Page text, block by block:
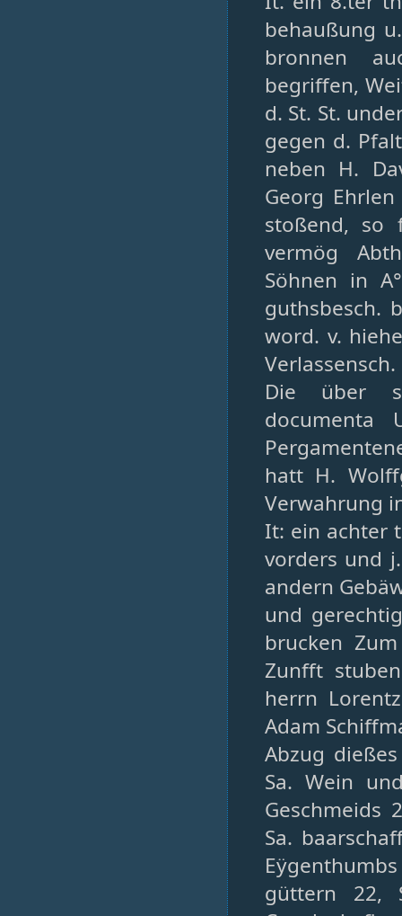
behaußung
bronnen
begriffen,
d. St. St.
gegen d.
neben H.
Georg
stoßend, so
vermög
Söhnen in
guthsbesch.
word. v.
Die über
hatt H.
Verwahrung
It: ein achter
vorders und
andern
und
brucken
Zunfft
herrn
Adam
Abzug
Sa. Wein
Geschmeids
Sa.
güttern 22,